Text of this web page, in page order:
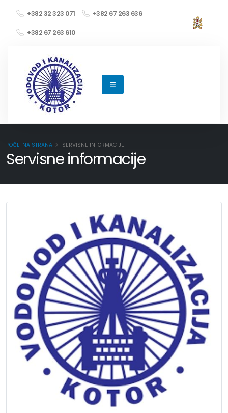
+382 32 323 071 +382 67 263 636
+382 67 263 610
POČETNA STRANA SERVISNE INFORMACIJE
Servisne informacije